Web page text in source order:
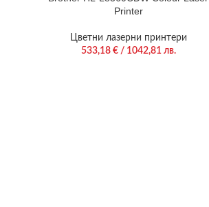
Printer
Цветни лазерни принтери
533,18 €/ 1042,81 лв.